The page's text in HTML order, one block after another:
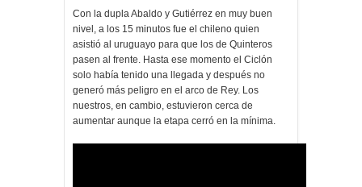
Con la dupla Abaldo y Gutiérrez en muy buen
nivel, a los 15 minutos fue el chileno quien
asistió al uruguayo para que los de Quinteros
pasen al frente. Hasta ese momento el Ciclón
solo había tenido una llegada y después no
generó más peligro en el arco de Rey. Los
nuestros, en cambio, estuvieron cerca de
aumentar aunque la etapa cerró en la mínima.